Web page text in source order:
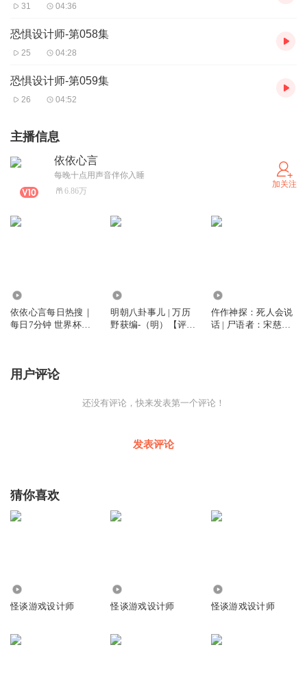
31 04:36
恐惧设计师-第058集
25 04:28
恐惧设计师-第059集
26 04:52
主播信息
依依心言
每晚十点用声音伴你入睡
6.86万
加关注
依依心言每日热搜｜
每日7分钟 世界杯播
明朝八卦事儿 | 万历
野获编-（明）【评书
仵作神探：死人会说
话 | 尸语者：宋慈传
用户评论
还没有评论，快来发表第一个评论！
发表评论
猜你喜欢
怪谈游戏设计师 怪谈游戏设计师 怪谈游戏设计师